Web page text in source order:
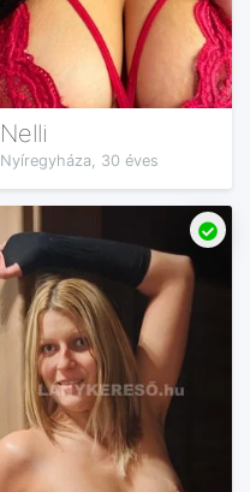
Nelli
Nyíregyháza, 30 éves